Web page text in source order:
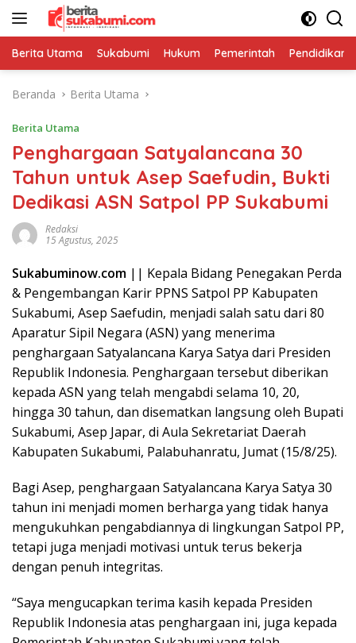
Langsung
Berita Utama Sukabumi Hukum Pemerintah Pendidikan
Beranda Berita Utama
Berita Utama
Penghargaan Satyalancana 30
Tahun untuk Asep Saefudin, Bukti
Dedikasi ASN Satpol PP Sukabumi
Redaksi
15 Agustus, 2025
Sukabuminow.com || Kepala Bidang Penegakan Perda
& Pengembangan Karir PPNS Satpol PP Kabupaten
Sukabumi, Asep Saefudin, menjadi salah satu dari 80
Aparatur Sipil Negara (ASN) yang menerima
penghargaan Satyalancana Karya Satya dari Presiden
Republik Indonesia. Penghargaan tersebut diberikan
kepada ASN yang telah mengabdi selama 10, 20,
hingga 30 tahun, dan disematkan langsung oleh Bupati
Sukabumi, Asep Japar, di Aula Sekretariat Daerah
Kabupaten Sukabumi, Palabuhanratu, Jumat (15/8/25).
Bagi Asep, penghargaan Satyalancana Karya Satya 30
tahun ini menjadi momen berharga yang tidak hanya
mengukuhkan pengabdiannya di lingkungan Satpol PP,
tetapi juga menjadi motivasi untuk terus bekerja
dengan penuh integritas.
“Saya mengucapkan terima kasih kepada Presiden
Republik Indonesia atas penghargaan ini, juga kepada